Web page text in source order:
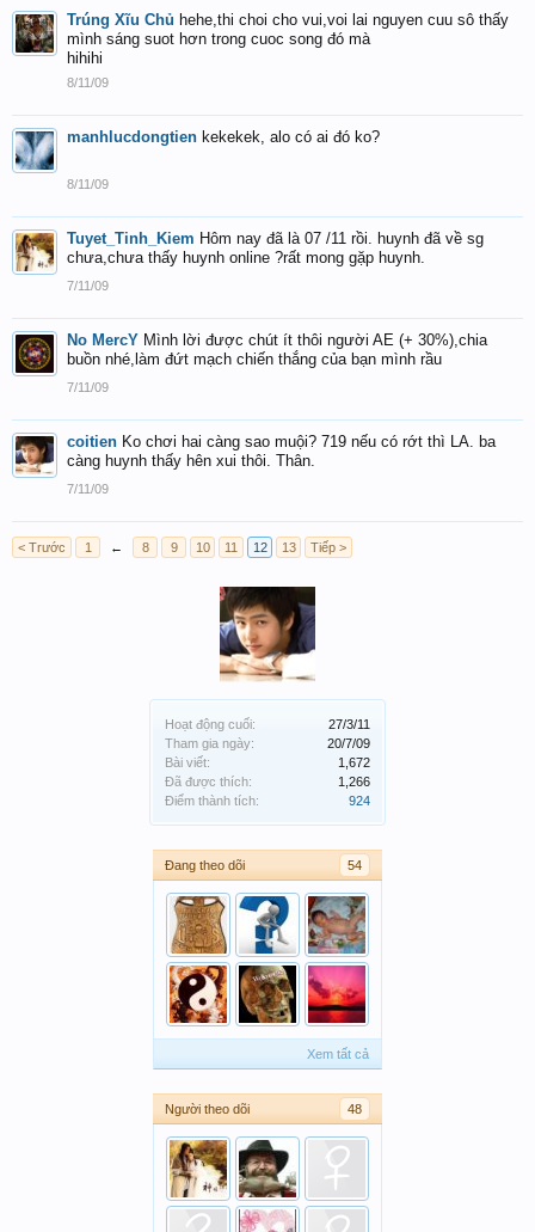
Hoạt động cuối:
27/3/11
Tham gia ngày:
20/7/09
Bài viết:
1,672
Đã được thích:
1,266
Điểm thành tích:
924
Đang theo dõi 54
Xem tất cả
Người theo dõi 48
Trúng Xĩu Chủ hehe,thi choi cho vui,voi lai nguyen cuu sô thấy
mình sáng suot hơn trong cuoc song đó mà
hihihi
8/11/09
manhlucdongtien kekekek, alo có ai đó ko?
8/11/09
Tuyet_Tinh_Kiem Hôm nay đã là 07 /11 rồi. huynh đã về sg
chưa,chưa thấy huynh online ?rất mong gặp huynh.
7/11/09
No MercY Mình lời được chút ít thôi người AE (+ 30%),chia
buồn nhé,làm đứt mạch chiến thắng của bạn mình rầu
7/11/09
coitien Ko chơi hai càng sao muội? 719 nếu có rớt thì LA. ba
càng huynh thấy hên xui thôi. Thân.
7/11/09
< Trước 1 ← 8 9 10 11 12 13 Tiếp >